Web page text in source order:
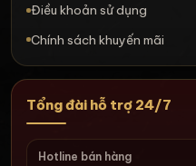
Điều khoản sử dụng
Chính sách khuyến mãi
Tổng đài hỗ trợ 24/7
Hotline bán hàng